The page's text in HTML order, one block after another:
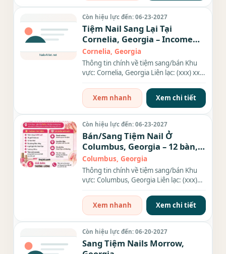
Còn hiệu lực đến: 06-23-2027
Tiệm Nail Sang Lại Tại
Cornelia, Georgia – Income
$18K
Cornelia, Georgia
Thông tin chính về tiệm sang/bán Khu
vực: Cornelia, Georgia Liên lạc: (xxx) xxx-
Xem nhanh
Xem chi tiết
Còn hiệu lực đến: 06-23-2027
Bán/Sang Tiệm Nail Ở
Columbus, Georgia – 12 bàn,
15 ghế
Columbus, Georgia
Thông tin chính về tiệm sang/bán Khu
vực: Columbus, Georgia Liên lạc: (xxx)
Xem nhanh
Xem chi tiết
Còn hiệu lực đến: 06-20-2027
Sang Tiệm Nails Morrow,